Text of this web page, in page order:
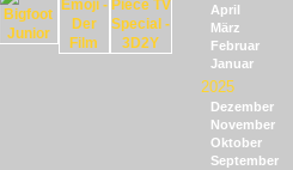
April
März
Februar
Januar
2025
Dezember
November
Oktober
September